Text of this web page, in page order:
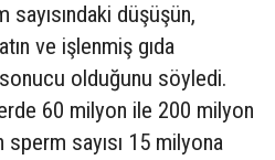
sayısındaki düşüşün,
ve işlenmiş gıda
olduğunu söyledi.
60 milyon ile 200 milyon
sperm sayısı 15 milyona